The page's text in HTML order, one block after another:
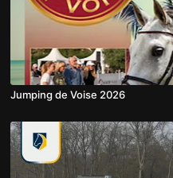
Jumping de Voise 2026